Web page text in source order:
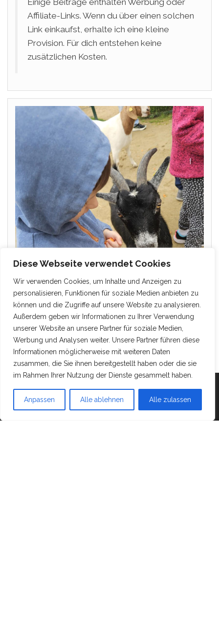
Diese Webseite verwendet Cookies
Wir verwenden Cookies, um Inhalte und Anzeigen zu
personalisieren, Funktionen für soziale Medien anbieten zu
können und die Zugriffe auf unsere Website zu analysieren.
Außerdem geben wir Informationen zu Ihrer Verwendung
unserer Website an unsere Partner für soziale Medien,
Werbung und Analysen weiter. Unsere Partner führen diese
Informationen möglicherweise mit weiteren Daten
zusammen, die Sie ihnen bereitgestellt haben oder die sie
im Rahmen Ihrer Nutzung der Dienste gesammelt haben.
Anpassen Alle ablehnen Alle zulassen
Einige Beiträge enthalten Werbung oder
Affiliate-Links. Wenn du über einen solchen
Link einkaufst, erhalte ich eine kleine
Provision. Für dich entstehen keine
zusätzlichen Kosten.
Mit Stolz präsentiert vonWordPress |Theme:Head
Blog